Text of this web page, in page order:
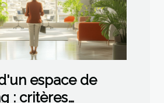
espace de
: critères